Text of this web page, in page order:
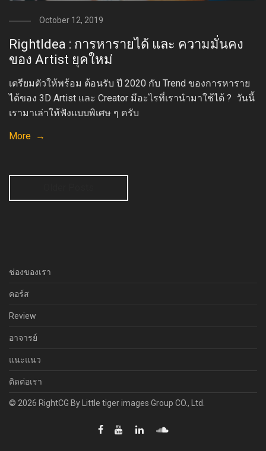
October 12, 2019
RightIdea : การหารายได้ และ ความมั่นคง
ของ Artist ยุคใหม่
เตรียมตัวให้พร้อม ต้อนรับ ปี 2020 กับ Trend ของการหาราย
ได้ของ 3D Artist และ Creator มีอะไรที่เรานำมาใช้ได้ ? วันนี้
เรามาเล่าให้ฟังแบบพิเศษ ๆ ครับ
More →
ช่องของเรา
คอร์ส
Review
อาจารย์
แนะแนว
ติดต่อเรา
© 2026 RightCG By Little tiger images Group CO., Ltd.